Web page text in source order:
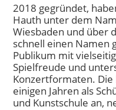
2018 gegründet,
Hauth unter dem
Wiesbaden und über
schnell einen Namen
Publikum mit
Spielfreude und
Konzertformaten.
einigen Jahren als
und Kunstschule an,